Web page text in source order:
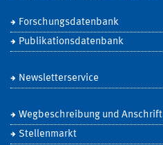
Forschungsdatenbank
Publikationsdatenbank
Newsletterservice
Wegbeschreibung und Anschrift
Stellenmarkt